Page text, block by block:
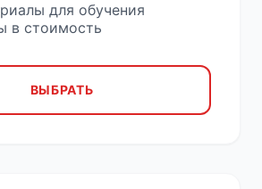
для обучения
в стоимость
ВЫБРАТЬ